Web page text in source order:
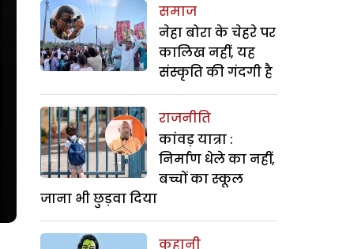
समाज
नेहा बोरा के चेहरे पर
कालिख नहीं, यह
संस्कृति की गंदगी है
राजनीति
कांवड़ यात्रा :
निर्माण धेले का नहीं,
बच्चों का स्कूल
जाना भी छुड़वा दिया
कहानी